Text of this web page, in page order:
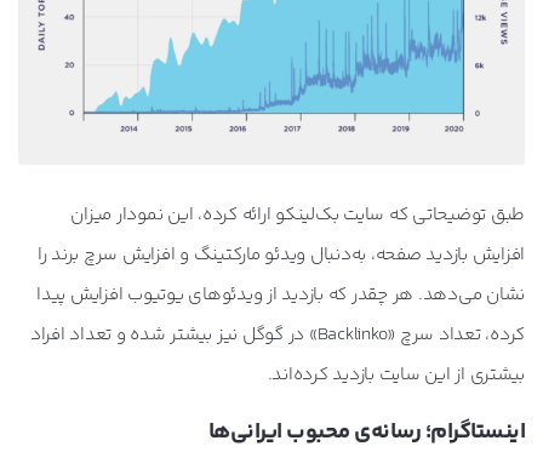
طبق توضیحاتی که سایت بک‌لینکو ارائه کرده، این نمودار میزان
افزایش بازدید صفحه، به‌دنبال ویدئو مارکتینگ و افزایش سرچ برند را
نشان می‌دهد. هر چقدر که بازدید از ویدئوهای یوتیوب افزایش پیدا
کرده، تعداد سرچ «Backlinko» در گوگل نیز بیشتر شده و تعداد افراد
بیشتری از این سایت بازدید کرده‌اند.
اینستاگرام؛ رسانه‌ی محبوب ایرانی‌ها